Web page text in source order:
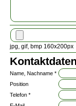
jpg, gif, bmp 160x200px
Name, Nachname *
Position
Telefon *